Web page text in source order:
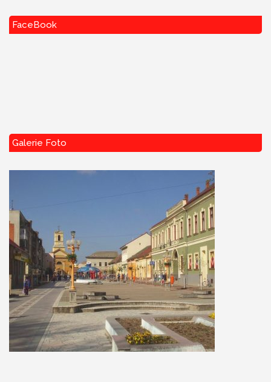
FaceBook
Galerie Foto